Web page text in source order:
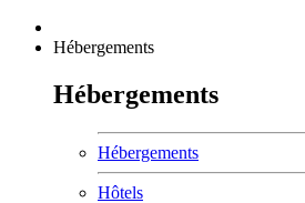
Hébergements
Hébergements
Hébergements
Hôtels